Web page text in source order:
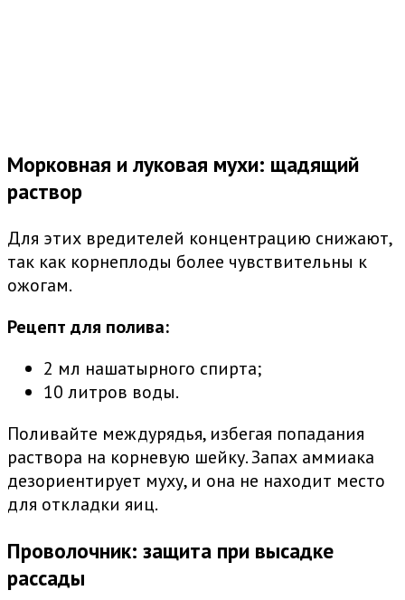
Морковная и луковая мухи: щадящий
раствор
Для этих вредителей концентрацию снижают,
так как корнеплоды более чувствительны к
ожогам.
Рецепт для полива:
2 мл нашатырного спирта;
10 литров воды.
Поливайте междурядья, избегая попадания
раствора на корневую шейку. Запах аммиака
дезориентирует муху, и она не находит место
для откладки яиц.
Проволочник: защита при высадке
рассады